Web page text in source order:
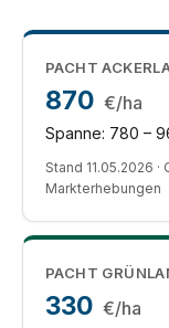
PACHT
870 €/ha
Spanne: 780 –
Stand 11.05.2026
Markterhebungen
PACHT
330 €/ha